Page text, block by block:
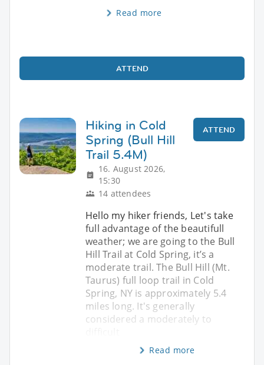
Read more
ATTEND
Hiking in Cold
Spring (Bull Hill
Trail 5.4M)
16. August 2026,
15:30
14 attendees
ATTEND
Hello my hiker friends, Let's take
full advantage of the beautifull
weather; we are going to the Bull
Hill Trail at Cold Spring, it’s a
moderate trail. The Bull Hill (Mt.
Taurus) full loop trail in Cold
Spring, NY is approximately 5.4
miles long. It's generally
considered a moderately to
Read more